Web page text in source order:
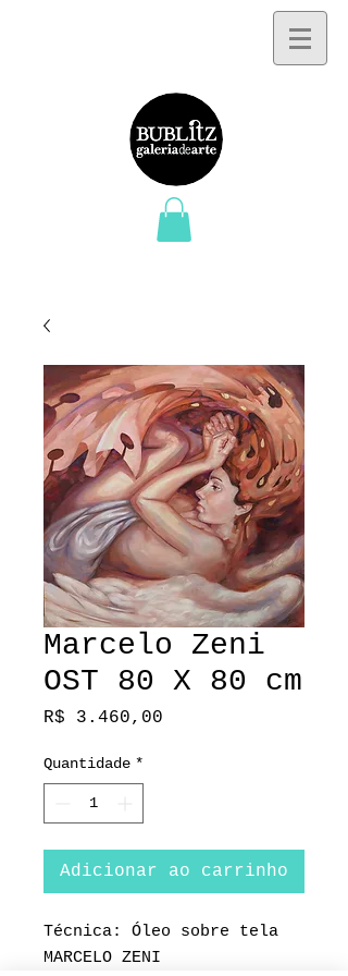
Marcelo Zeni
OST 80 X 80 cm
R$ 3.460,00
Quantidade *
Adicionar ao carrinho
Técnica: Óleo sobre tela
MARCELO ZENI